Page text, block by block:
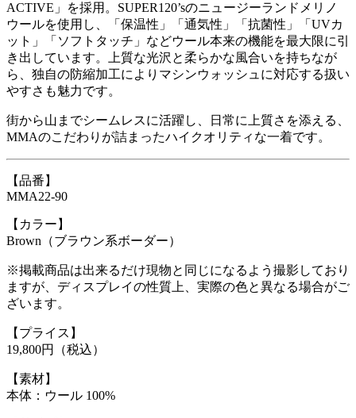
ACTIVE」を採用。SUPER120’sのニュージーランドメリノ
ウールを使用し、「保温性」「通気性」「抗菌性」「UVカ
ット」「ソフトタッチ」などウール本来の機能を最大限に引
き出しています。上質な光沢と柔らかな風合いを持ちなが
ら、独自の防縮加工によりマシンウォッシュに対応する扱い
やすさも魅力です。
街から山までシームレスに活躍し、日常に上質さを添える、
MMAのこだわりが詰まったハイクオリティな一着です。
【品番】
MMA22-90
【カラー】
Brown（ブラウン系ボーダー）
※掲載商品は出来るだけ現物と同じになるよう撮影しており
ますが、ディスプレイの性質上、実際の色と異なる場合がご
ざいます。
【プライス】
19,800円（税込）
【素材】
本体：ウール 100%